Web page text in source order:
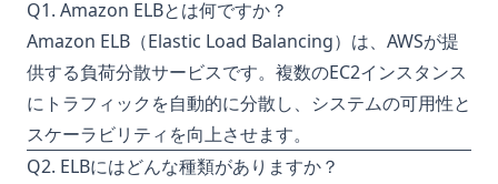
Q1. Amazon ELBとは何ですか？
Amazon ELB（Elastic Load Balancing）は、AWSが提
供する負荷分散サービスです。複数のEC2インスタンス
にトラフィックを自動的に分散し、システムの可用性と
スケーラビリティを向上させます。
Q2. ELBにはどんな種類がありますか？